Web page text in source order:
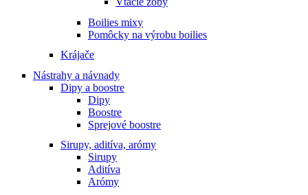
Boilies mixy
Pomôcky na výrobu boilies
Krájače
Nástrahy a návnady
Dipy a boostre
Dipy
Boostre
Sprejové boostre
Sirupy, aditíva, arómy
Sirupy
Aditíva
Arómy